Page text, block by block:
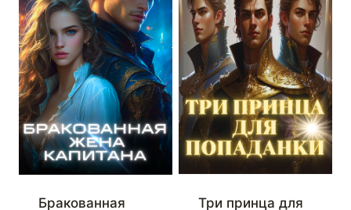
Бракованная Три принца для